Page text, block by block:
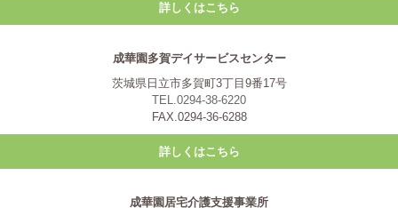
詳しくはこちら
成華園多賀デイサービスセンター
茨城県日立市多賀町3丁目9番17号
TEL.0294-38-6220
FAX.0294-36-6288
詳しくはこちら
成華園居宅介護支援事業所